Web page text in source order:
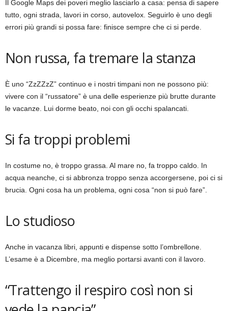
Il Google Maps dei poveri meglio lasciarlo a casa: pensa di sapere
tutto, ogni strada, lavori in corso, autovelox. Seguirlo è uno degli
errori più grandi si possa fare: finisce sempre che ci si perde.
Non russa, fa tremare la stanza
È uno “ZzZZzZ” continuo e i nostri timpani non ne possono più:
vivere con il “russatore” è una delle esperienze più brutte durante
le vacanze. Lui dorme beato, noi con gli occhi spalancati.
Si fa troppi problemi
In costume no, è troppo grassa. Al mare no, fa troppo caldo. In
acqua neanche, ci si abbronza troppo senza accorgersene, poi ci si
brucia. Ogni cosa ha un problema, ogni cosa “non si può fare”.
Lo studioso
Anche in vacanza libri, appunti e dispense sotto l’ombrellone.
L’esame è a Dicembre, ma meglio portarsi avanti con il lavoro.
“Trattengo il respiro così non si